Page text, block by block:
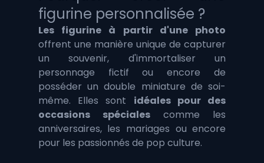
figurine personnalisée ?
Les figurine à partir d'une photo
offrent une manière unique de capturer
un souvenir, d'immortaliser un
personnage fictif ou encore de
posséder un double miniature de soi-
même. Elles sont idéales pour des
occasions spéciales comme les
anniversaires, les mariages ou encore
pour les passionnés de pop culture.